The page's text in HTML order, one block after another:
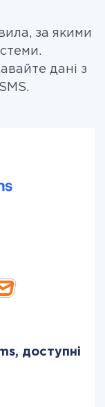
за якими
дані з
доступні